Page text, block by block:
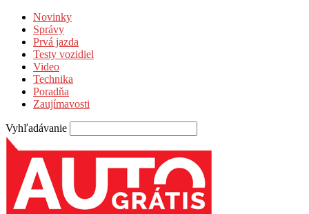
Novinky
Správy
Prvá jazda
Testy vozidiel
Video
Technika
Poradňa
Zaujímavosti
Vyhľadávanie